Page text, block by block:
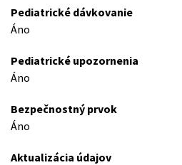
Pediatrické dávkovanie
Áno
Pediatrické upozornenia
Áno
Bezpečnostný prvok
Áno
Aktualizácia údajov